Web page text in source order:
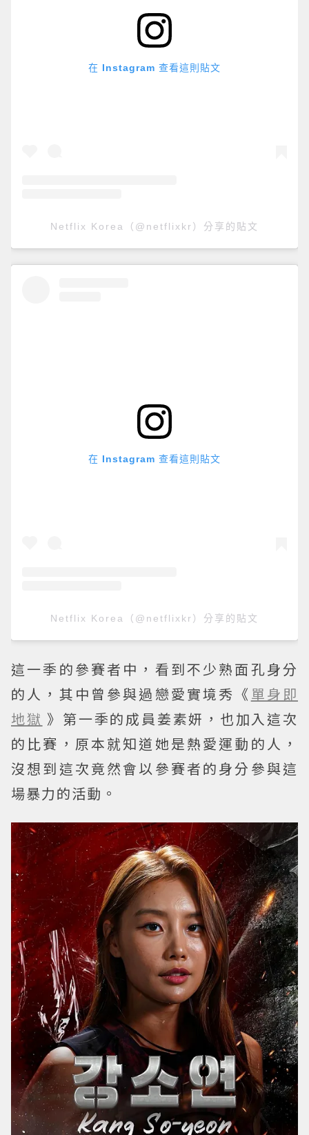
在 Instagram 查看這則貼文
Netflix Korea（@netflixkr）分享的貼文
在 Instagram 查看這則貼文
Netflix Korea（@netflixkr）分享的貼文
這一季的參賽者中，看到不少熟面孔身分
的人，其中曾參與過戀愛實境秀《 單身即
地獄 》第一季的成員姜素妍，也加入這次
的比賽，原本就知道她是熱愛運動的人，
沒想到這次竟然會以參賽者的身分參與這
場暴力的活動。